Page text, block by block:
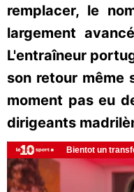
remplacer, le
largement
L'entraîneur
son retour même
moment pas eu
dirigeants